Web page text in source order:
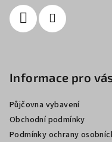
Informace pro
Půjčovna vybavení
Obchodní podmínky
Podmínky ochrany